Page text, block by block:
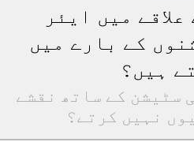
میں ایئر
کے بارے میں
ہیں؟
سٹیشن کے ساتھ نقشے
نہیں کرتے؟